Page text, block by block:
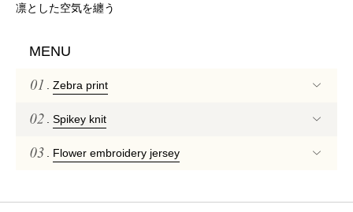
凛とした空気を纏う
MENU
Zebra print
Spikey knit
Flower embroidery jersey